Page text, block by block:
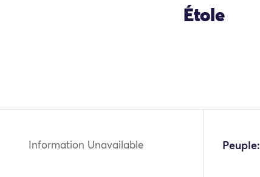
Étole
Information Unavailable Peuple: